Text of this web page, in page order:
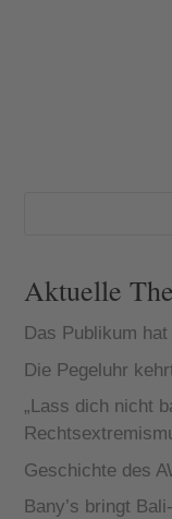
Aktuelle
Das Publikum
Die Pegeluhr
„Lass dich nicht
Geschichte des
Bany’s bringt